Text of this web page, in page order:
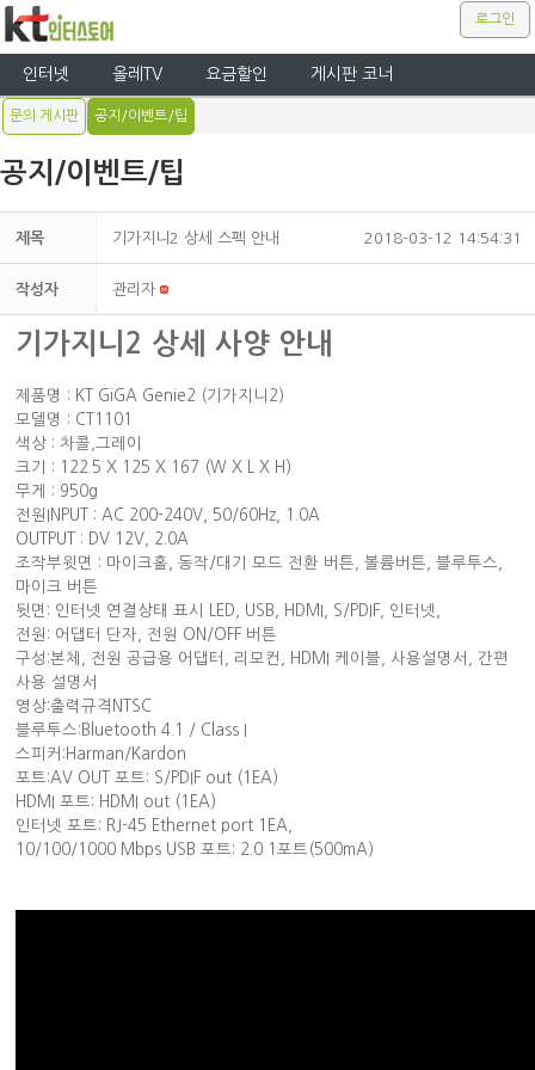
로그인
인터넷 올레TV 요금할인 게시판 코너
문의 게시판 공지/이벤트/팁
공지/이벤트/팁
제목 기가지니2 상세 스펙 안내 2018-03-12 14:54:31
작성자 관리자
기가지니2 상세 사양 안내
제품명 : KT GiGA Genie2 (기가지니2)
모델명 : CT1101
색상 : 차콜,그레이
크기 : 122.5 X 125 X 167 (W X L X H)
무게 : 950g
전원INPUT : AC 200-240V, 50/60Hz, 1.0A
OUTPUT : DV 12V, 2.0A
조작부윗면 : 마이크홀, 동작/대기 모드 전환 버튼, 볼륨버튼, 블루투스,
마이크 버튼
뒷면: 인터넷 연결상태 표시 LED, USB, HDMI, S/PDIF, 인터넷,
전원: 어댑터 단자, 전원 ON/OFF 버튼
구성:본체, 전원 공급용 어댑터, 리모컨, HDMI 케이블, 사용설명서, 간편
사용 설명서
영상:출력규격NTSC
블루투스:Bluetooth 4.1 / Class I
스피커:Harman/Kardon
포트:AV OUT 포트: S/PDIF out (1EA)
HDMI 포트: HDMI out (1EA)
인터넷 포트: RJ-45 Ethernet port 1EA,
10/100/1000 Mbps USB 포트: 2.0 1포트(500mA)